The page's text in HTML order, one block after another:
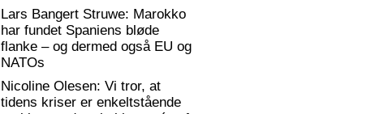
Lars Bangert Struwe: Marokko
har fundet Spaniens bløde
flanke – og dermed også EU og
NATOs
Nicoline Olesen: Vi tror, at
tidens kriser er enkeltstående